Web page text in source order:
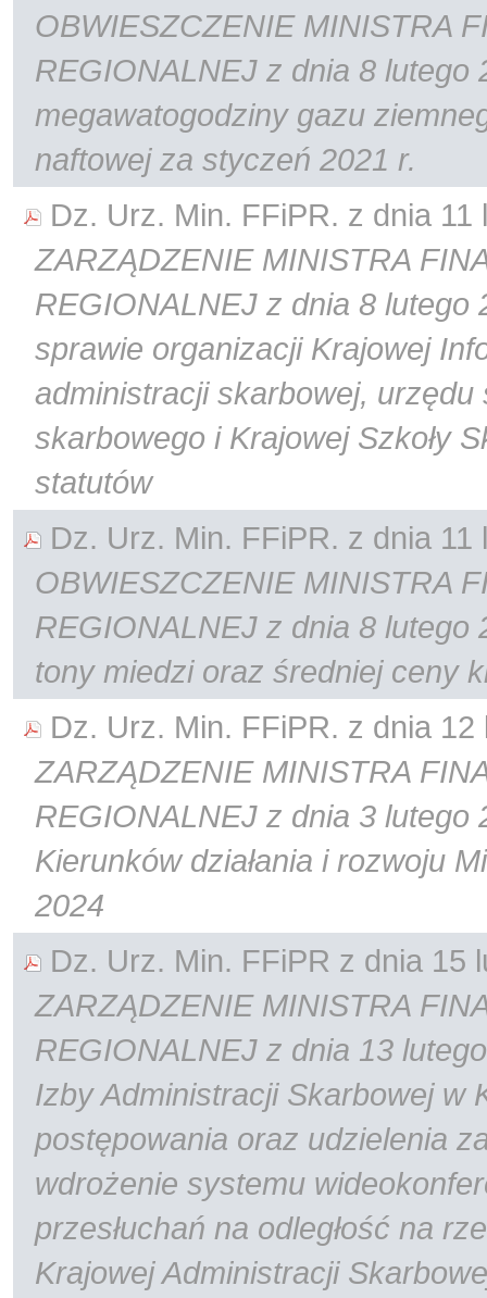
OBWIESZCZENIE MINISTRA
REGIONALNEJ z dnia 8
megawatogodziny gazu
naftowej za styczeń 2021 r.
Dz. Urz. Min. FFiPR. z dnia
ZARZĄDZENIE MINISTRA
REGIONALNEJ z dnia 8 lutego
sprawie organizacji Krajowej
administracji skarbowej,
skarbowego i Krajowej Szkoły
statutów
Dz. Urz. Min. FFiPR. z dnia
OBWIESZCZENIE MINISTRA
REGIONALNEJ z dnia 8
tony miedzi oraz średniej ceny
Dz. Urz. Min. FFiPR. z dnia
ZARZĄDZENIE MINISTRA
REGIONALNEJ z dnia 3 lutego
Kierunków działania i rozwoju
2024
Dz. Urz. Min. FFiPR z dnia 15
ZARZĄDZENIE MINISTRA
REGIONALNEJ z dnia 13
Izby Administracji Skarbowej w
postępowania oraz udzielenia
wdrożenie systemu
przesłuchań na odległość na
Krajowej Administracji